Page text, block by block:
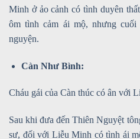
Minh ở ảo cảnh có tình duyên
ôm tình cảm ái mộ, nhưng
nguyện.
Càn Như Bình:
Cháu gái của Càn thúc có ân với
Sau khi đưa đến Thiên Nguyệt
sư, đối với Liễu Minh có tình ái